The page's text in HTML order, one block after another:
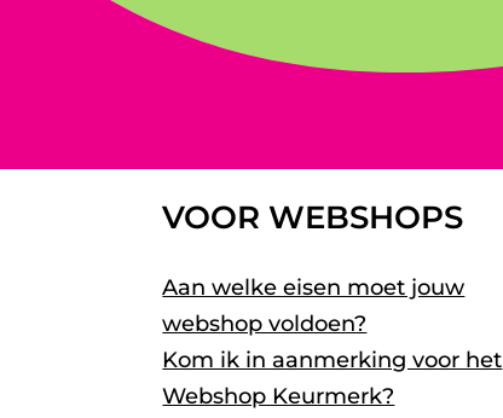
VOOR WEBSHOPS
Aan welke eisen moet jouw
webshop voldoen?
Kom ik in aanmerking voor het
Webshop Keurmerk?